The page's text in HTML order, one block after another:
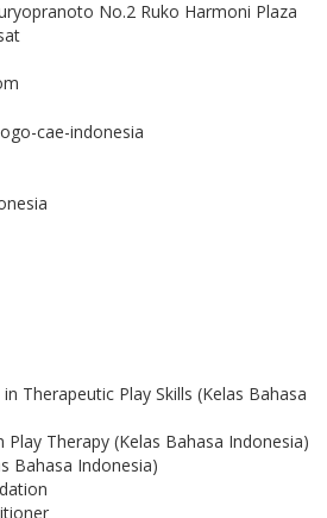
No.2 Ruko Harmoni Plaza
Therapeutic Play Skills (Kelas Bahasa
Therapy (Kelas Bahasa Indonesia)
Bahasa Indonesia)